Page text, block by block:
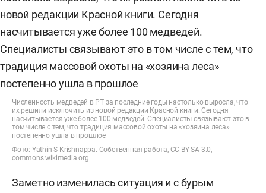
Численность медведей в РТ за последние годы настолько выросла, что
их решили исключить из новой редакции Красной книги. Сегодня
насчитывается уже более 100 медведей. Специалисты связывают это в
том числе с тем, что традиция массовой охоты на «хозяина леса»
постепенно ушла в прошлое
Фото: Yathin S Krishnappa. Собственная работа, CC BY-SA 3.0,
commons.wikimedia.org
Заметно изменилась ситуация и с бурым